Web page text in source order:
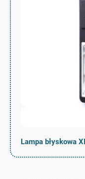
Lampa błyskowa